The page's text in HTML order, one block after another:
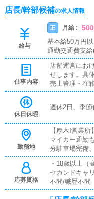
店長/幹部候補の求人情報
給与
正 月給 :
基本給50万円
通勤交通費支
仕事内容
店舗運営にお
せします。具
売上管理・在
スタッフ管理
み、アイディ
ます。
休日休暇
週休2日、季節
勤務地
【厚木Ⅰ営業
マイカー通勤
分駐車場完備
ら徒歩5分圏
圏内駐車場完
小杉駅から徒
【池袋営業所
応募資格
・18歳以上（
セカンドキャ
不問/職歴不問